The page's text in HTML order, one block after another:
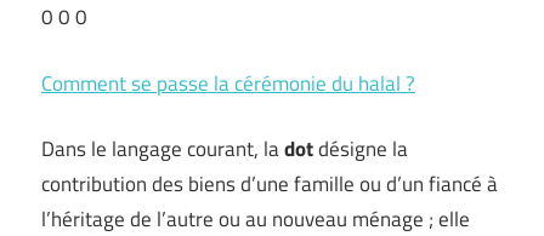
0 0 0
Comment se passe la cérémonie du halal ?
Dans le langage courant, ladotdésigne la
contribution des biens d’une famille ou d’un fiancé à
l’héritage de l’autre ou au nouveau ménage ; elle